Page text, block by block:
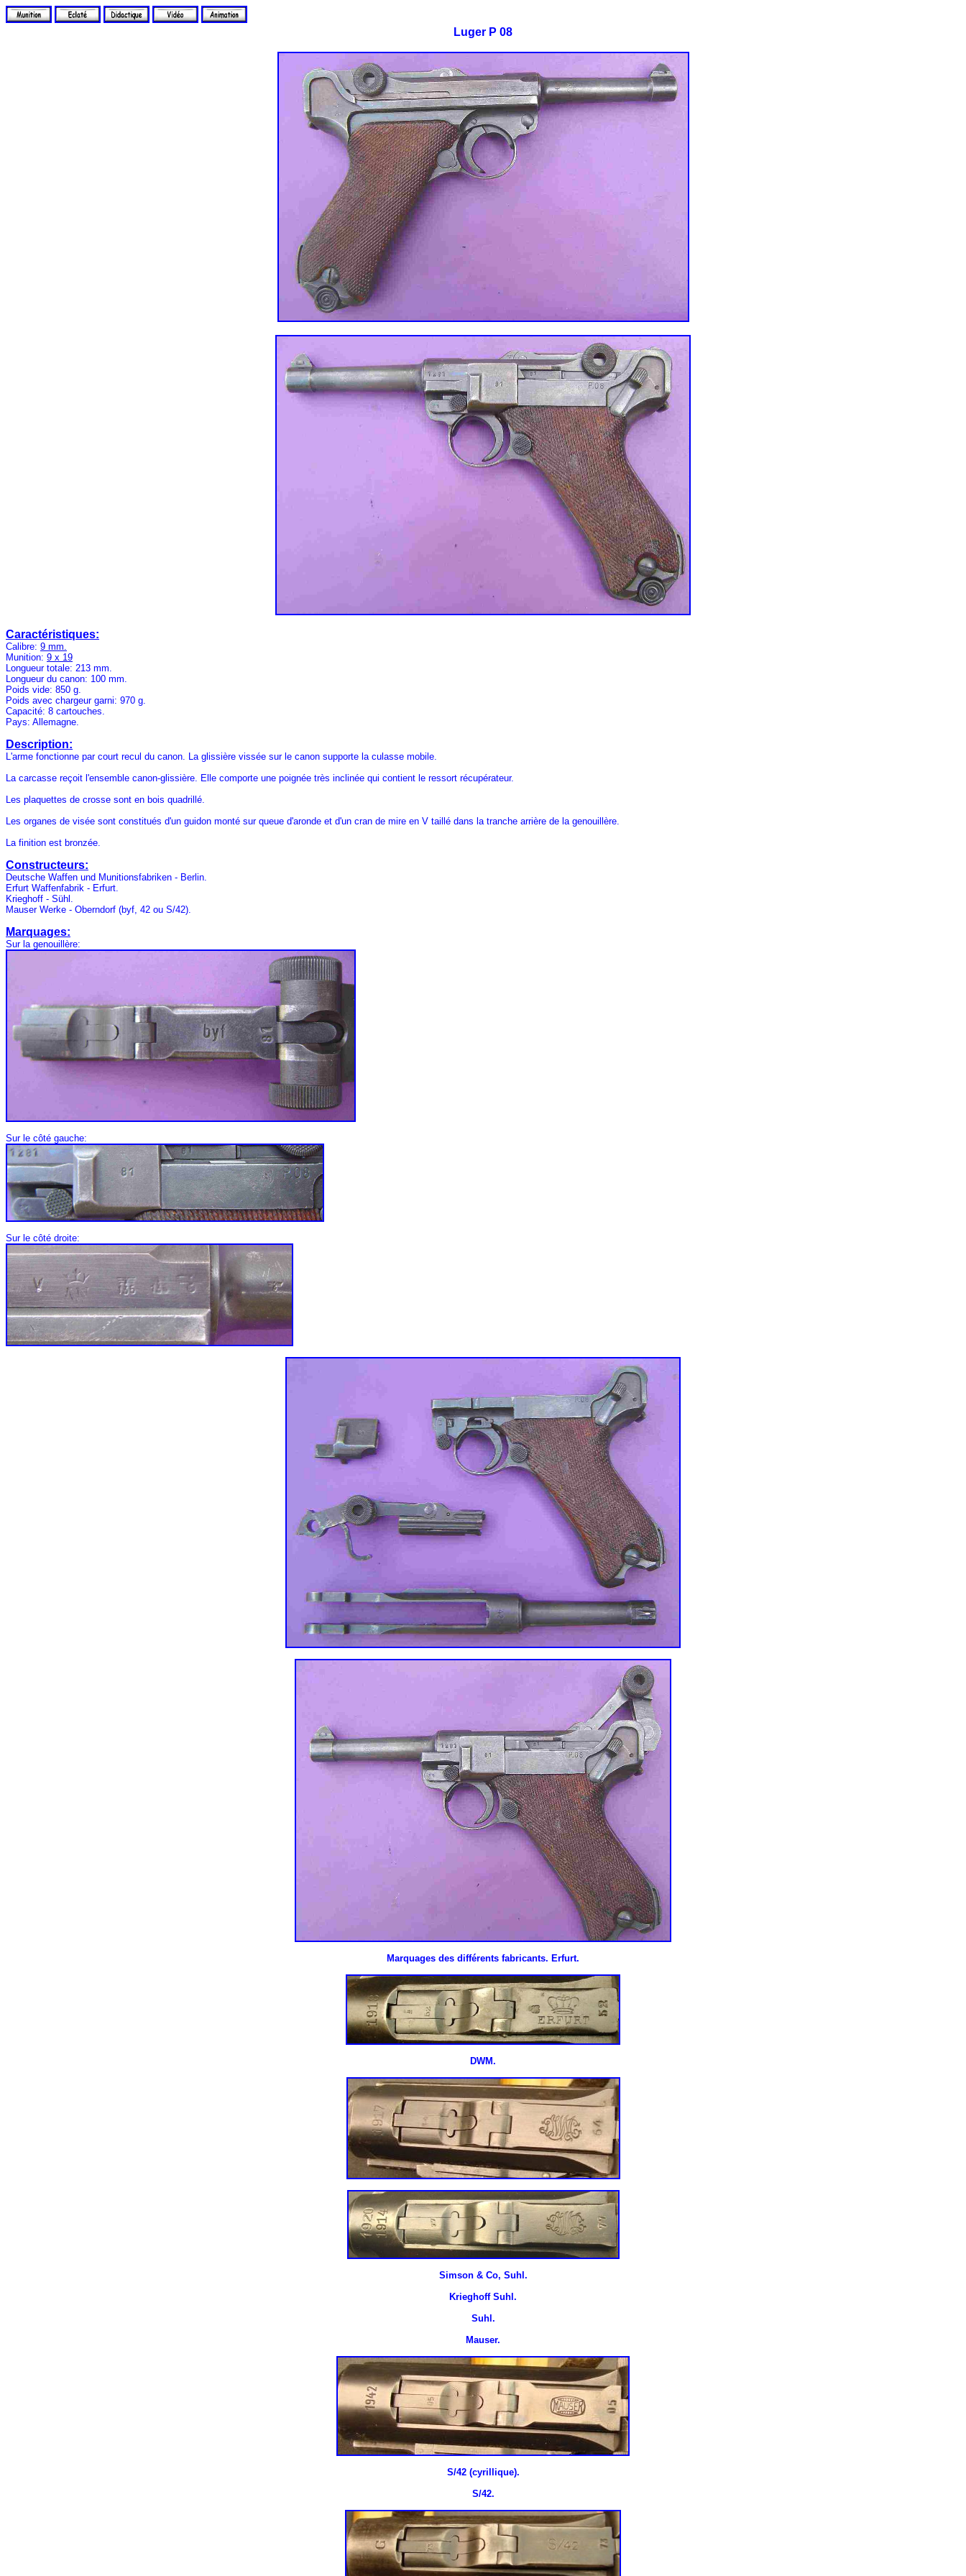
Luger P 08
Caractéristiques:
Calibre: 9 mm.
Munition: 9 x 19
Longueur totale: 213 mm.
Longueur du canon: 100 mm.
Poids vide: 850 g.
Poids avec chargeur garni: 970 g.
Capacité: 8 cartouches.
Pays: Allemagne.
Description:
L'arme fonctionne par court recul du canon. La glissière vissée sur le canon supporte la culasse mobile.
La carcasse reçoit l'ensemble canon-glissière. Elle comporte une poignée très inclinée qui contient le ressort récupérateur.
Les plaquettes de crosse sont en bois quadrillé.
Les organes de visée sont constitués d'un guidon monté sur queue d'aronde et d'un cran de mire en V taillé dans la tranche arrière de la genouillère.
La finition est bronzée.
Constructeurs:
Deutsche Waffen und Munitionsfabriken - Berlin.
Erfurt Waffenfabrik - Erfurt.
Krieghoff - Sühl.
Mauser Werke - Oberndorf (byf, 42 ou S/42).
Marquages:
Sur la genouillère:
Sur le côté gauche:
Sur le côté droite:
Marquages des différents fabricants. Erfurt.
DWM.
Simson & Co, Suhl.
Krieghoff Suhl.
Suhl.
Mauser.
S/42 (cyrillique).
S/42.